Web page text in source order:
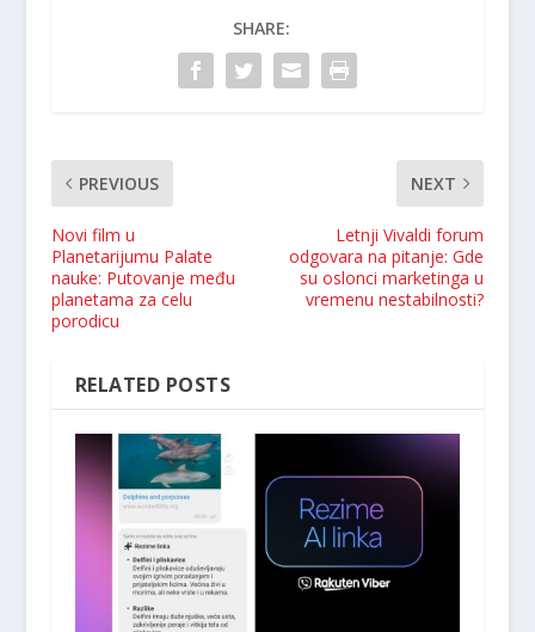
SHARE:
PREVIOUS
Novi film u
Planetarijumu Palate
nauke: Putovanje među
planetama za celu
porodicu
NEXT
Letnji Vivaldi forum
odgovara na pitanje: Gde
su oslonci marketinga u
vremenu nestabilnosti?
RELATED POSTS